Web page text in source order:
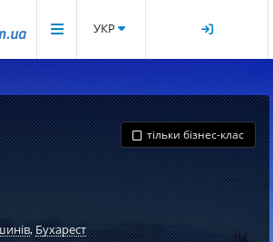
УКР
тільки бізнес-клас
,Бухарест